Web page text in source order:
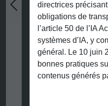
directrices
obligations de
l’article 50 de l’IA
systèmes d’IA, y
général. Le 10 juin
bonnes pratiques
contenus générés
Previous